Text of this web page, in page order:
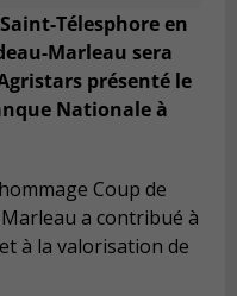
Télesphore en
Marleau sera
présenté le
Nationale à
Coup de
a contribué à
à la valorisation de